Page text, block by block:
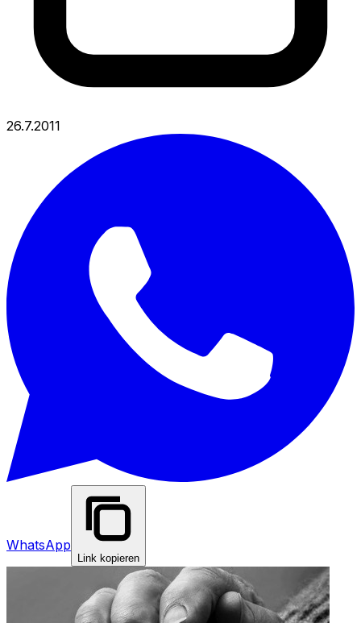
26.7.2011
WhatsApp
Link kopieren